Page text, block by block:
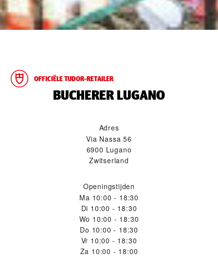
OFFICIËLE TUDOR-RETAILER
‭BUCHERER LUGANO‬
Adres
Via Nassa 56
6900 Lugano
Zwitserland
Openingstijden
Ma 10:00 - 18:30
Di 10:00 - 18:30
Wo 10:00 - 18:30
Do 10:00 - 18:30
Vr 10:00 - 18:30
Za 10:00 - 18:00